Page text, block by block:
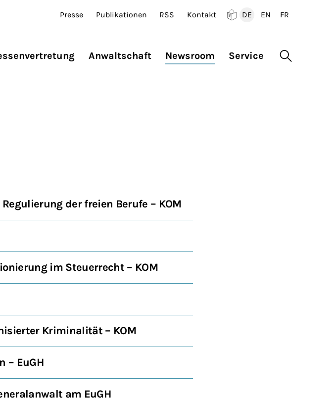
Presse Publikationen RSS Kontakt
DE
EN
FR
Anwaltschaft Newsroom Service Suche
der freien Berufe – KOM
im Steuerrecht – KOM
Kriminalität – KOM
– EuGH
am EuGH